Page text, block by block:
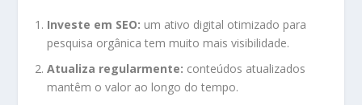
Investe em SEO: um ativo digital otimizado para
pesquisa orgânica tem muito mais visibilidade.
Atualiza regularmente: conteúdos atualizados
mantêm o valor ao longo do tempo.